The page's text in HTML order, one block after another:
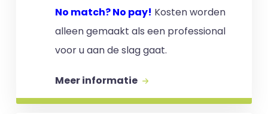
No match? No pay! Kosten worden
alleen gemaakt als een professional
voor u aan de slag gaat.
Meer informatie